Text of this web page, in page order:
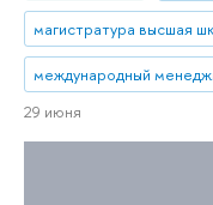
магистратура высшая
международный
29 июня